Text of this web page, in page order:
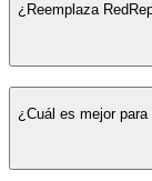
¿Reemplaza
¿Cuál es mejor